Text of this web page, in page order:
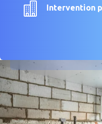
 Intervention